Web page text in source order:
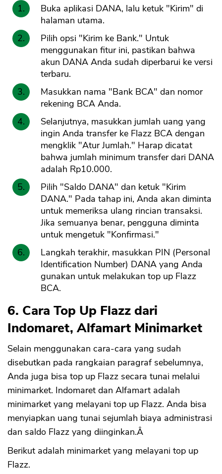
Buka aplikasi DANA, lalu ketuk "Kirim" di
halaman utama.
Pilih opsi "Kirim ke Bank." Untuk
menggunakan fitur ini, pastikan bahwa
akun DANA Anda sudah diperbarui ke versi
terbaru.
Masukkan nama "Bank BCA" dan nomor
rekening BCA Anda.
Selanjutnya, masukkan jumlah uang yang
ingin Anda transfer ke Flazz BCA dengan
mengklik "Atur Jumlah." Harap dicatat
bahwa jumlah minimum transfer dari DANA
adalah Rp10.000.
Pilih "Saldo DANA" dan ketuk "Kirim
DANA." Pada tahap ini, Anda akan diminta
untuk memeriksa ulang rincian transaksi.
Jika semuanya benar, pengguna diminta
untuk mengetuk "Konfirmasi."
Langkah terakhir, masukkan PIN (Personal
Identification Number) DANA yang Anda
gunakan untuk melakukan top up Flazz
BCA.
6. Cara Top Up Flazz dari
Indomaret, Alfamart Minimarket
Selain menggunakan cara-cara yang sudah
disebutkan pada rangkaian paragraf sebelumnya,
Anda juga bisa top up Flazz secara tunai melalui
minimarket. Indomaret dan Alfamart adalah
minimarket yang melayani top up Flazz. Anda bisa
menyiapkan uang tunai sejumlah biaya administrasi
dan saldo Flazz yang diinginkan.Â
Berikut adalah minimarket yang melayani top up
Flazz.